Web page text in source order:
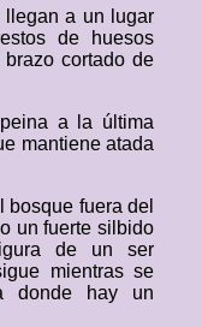
llegan a un lugar
de huesos
cortado de
a la última
mantiene atada
bosque fuera del
un fuerte silbido
de un ser
mientras se
donde hay un